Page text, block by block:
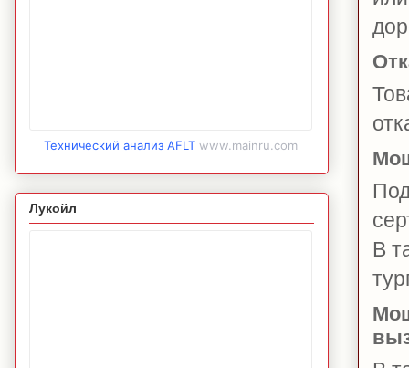
В
Технический анализ AFLT www.mainru.com
Лукойл